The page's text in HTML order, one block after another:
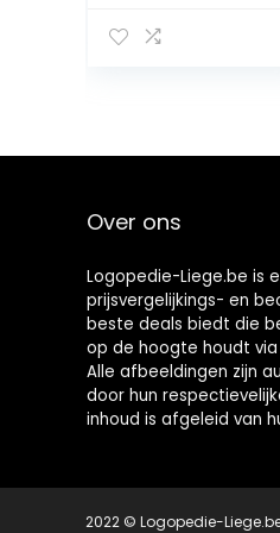
Baby elektrische
jaar) – EU-merk
Over ons
Logopedie-Liege.be is
prijsvergelijkings- en
beste deals biedt die
op de hoogte houdt
Alle afbeeldingen zijn
door hun
inhoud is afgeleid van
2022 © Logopedie-